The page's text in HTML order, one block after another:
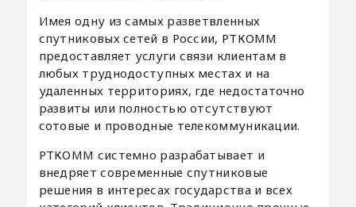
Имея одну из самых разветвленных
спутниковых сетей в России, РТКОММ
предоставляет услуги связи клиентам в
любых труднодоступных местах и на
удаленных территориях, где недостаточно
развиты или полностью отсутствуют
сотовые и проводные телекоммуникации.
РТКОММ системно разрабатывает и
внедряет современные спутниковые
решения в интересах государства и всех